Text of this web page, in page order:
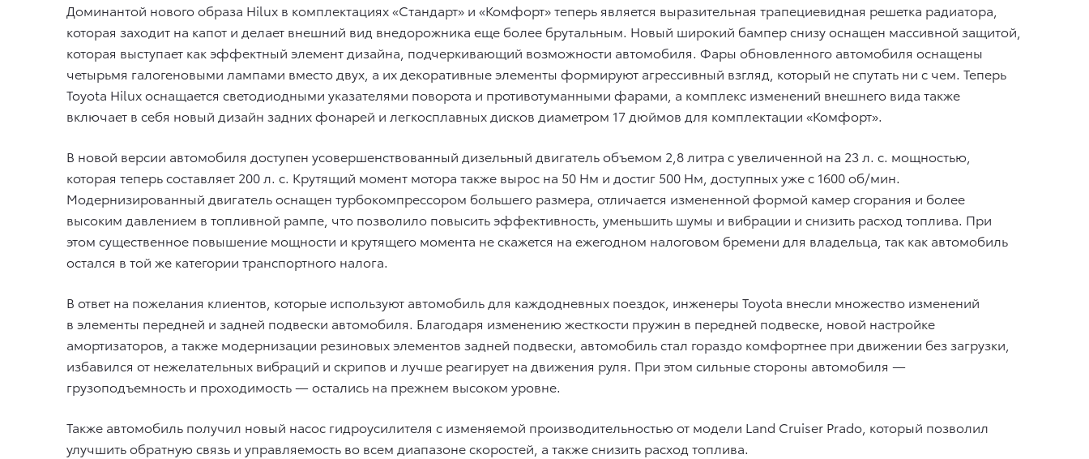
Доминантой нового образа Hilux в комплектациях «Стандарт» и «Комфорт» теперь является выразительная трапециевидная решетка радиатора,
которая заходит на капот и делает внешний вид внедорожника еще более брутальным. Новый широкий бампер снизу оснащен массивной защитой,
которая выступает как эффектный элемент дизайна, подчеркивающий возможности автомобиля. Фары обновленного автомобиля оснащены
четырьмя галогеновыми лампами вместо двух, а их декоративные элементы формируют агрессивный взгляд, который не спутать ни с чем. Теперь
Toyota Hilux оснащается светодиодными указателями поворота и противотуманными фарами, а комплекс изменений внешнего вида также
включает в себя новый дизайн задних фонарей и легкосплавных дисков диаметром 17 дюймов для комплектации «Комфорт».
В новой версии автомобиля доступен усовершенствованный дизельный двигатель объемом 2,8 литра с увеличенной на 23 л. с. мощностью,
которая теперь составляет 200 л. с. Крутящий момент мотора также вырос на 50 Нм и достиг 500 Нм, доступных уже с 1600 об/мин.
Модернизированный двигатель оснащен турбокомпрессором большего размера, отличается измененной формой камер сгорания и более
высоким давлением в топливной рампе, что позволило повысить эффективность, уменьшить шумы и вибрации и снизить расход топлива. При
этом существенное повышение мощности и крутящего момента не скажется на ежегодном налоговом бремени для владельца, так как автомобиль
остался в той же категории транспортного налога.
В ответ на пожелания клиентов, которые используют автомобиль для каждодневных поездок, инженеры Toyota внесли множество изменений
в элементы передней и задней подвески автомобиля. Благодаря изменению жесткости пружин в передней подвеске, новой настройке
амортизаторов, а также модернизации резиновых элементов задней подвески, автомобиль стал гораздо комфортнее при движении без загрузки,
избавился от нежелательных вибраций и скрипов и лучше реагирует на движения руля. При этом сильные стороны автомобиля —
грузоподъемность и проходимость — остались на прежнем высоком уровне.
Также автомобиль получил новый насос гидроусилителя c изменяемой производительностью от модели Land Cruiser Prado, который позволил
улучшить обратную связь и управляемость во всем диапазоне скоростей, а также снизить расход топлива.